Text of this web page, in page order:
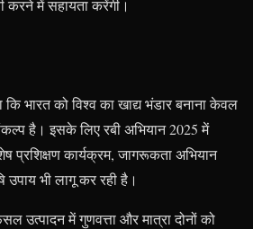
करने में सहायता करेंगी।
भारत को विश्व का खाद्य भंडार बनाना केवल
है। इसके लिए रबी अभियान 2025 में
प्रशिक्षण कार्यक्रम, जागरूकता अभियान
भी लागू कर रही है।
उत्पादन में गुणवत्ता और मात्रा दोनों को